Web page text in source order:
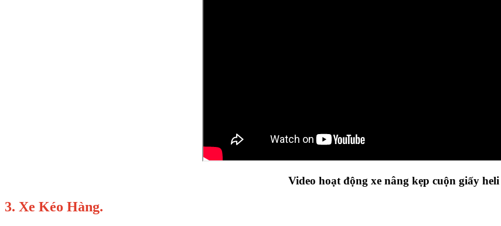
Video hoạt động xe nâng kẹp cuộn giấy heli
3. Xe Kéo Hàng.